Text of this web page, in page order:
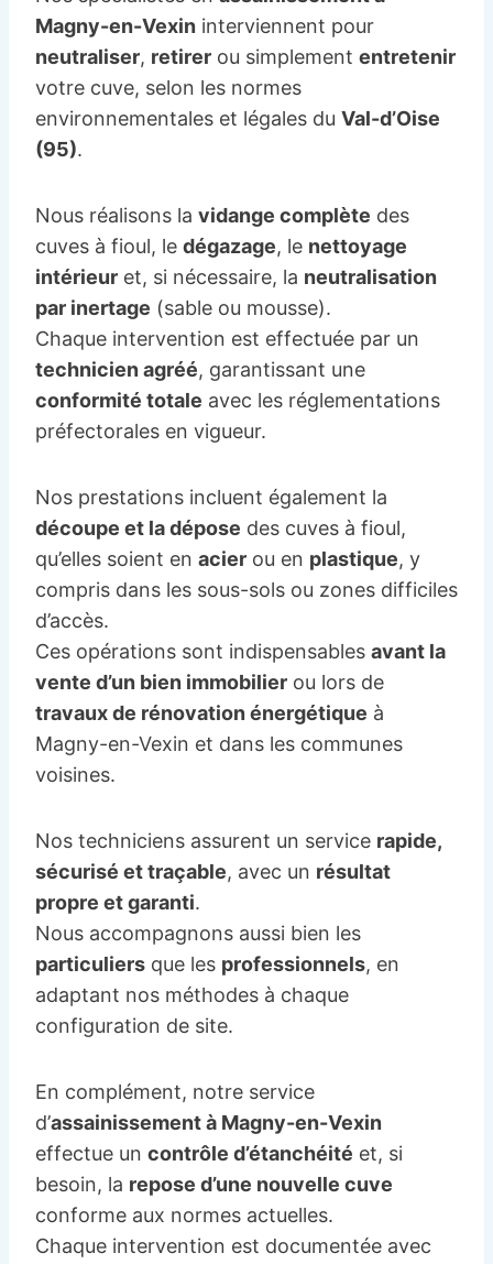
Magny-en-Vexin interviennent pour
neutraliser, retirer ou simplement entretenir
votre cuve, selon les normes
environnementales et légales du Val-d’Oise
(95).
Nous réalisons la vidange complète des
cuves à fioul, le dégazage, le nettoyage
intérieur et, si nécessaire, la neutralisation
par inertage (sable ou mousse).
Chaque intervention est effectuée par un
technicien agréé, garantissant une
conformité totale avec les réglementations
préfectorales en vigueur.
Nos prestations incluent également la
découpe et la dépose des cuves à fioul,
qu’elles soient en acier ou en plastique, y
compris dans les sous-sols ou zones difficiles
d’accès.
Ces opérations sont indispensables avant la
vente d’un bien immobilier ou lors de
travaux de rénovation énergétique à
Magny-en-Vexin et dans les communes
voisines.
Nos techniciens assurent un service rapide,
sécurisé et traçable, avec un résultat
propre et garanti.
Nous accompagnons aussi bien les
particuliers que les professionnels, en
adaptant nos méthodes à chaque
configuration de site.
En complément, notre service
d’assainissement à Magny-en-Vexin
effectue un contrôle d’étanchéité et, si
besoin, la repose d’une nouvelle cuve
conforme aux normes actuelles.
Chaque intervention est documentée avec